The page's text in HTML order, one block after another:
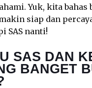
Yuk, kita bahas
siap dan
SAS nanti!
SAS DAN
BANGET